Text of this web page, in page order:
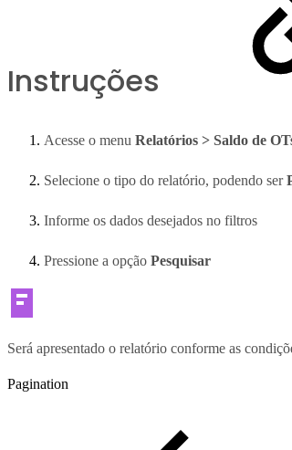
Instruções
Acesse o menu Relatórios > Saldo de
Selecione o tipo do relatório, podendo ser
Informe os dados desejados no filtros
Pressione a opção Pesquisar
Será apresentado o relatório conforme as
Pagination